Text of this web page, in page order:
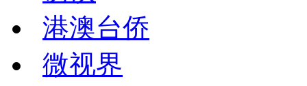
港澳台侨
微视界